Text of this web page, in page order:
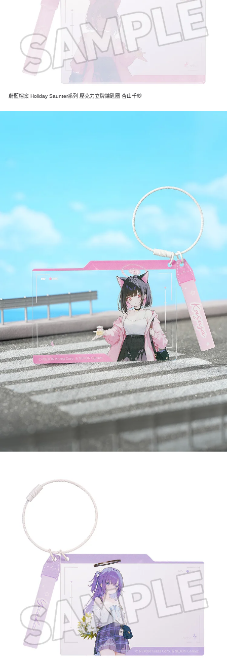
蔚藍檔案 Holiday Saunter系列 壓克力立牌鑰匙圈 杏山千紗